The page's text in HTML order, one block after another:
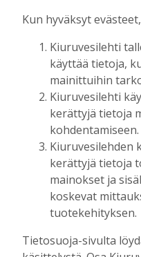
AIEMMIN AIHEESTA
Mikko
villitystäkin
hölläämään
Tilaajille
Aku Laatikainen
Vaikuttaako
Kun hyväksyt evästeet,
Kiuruvesilehti
käyttää tietoja,
mainittuihin
Kiuruvesilehti
kerättyjä tietoja
kohdentamiseen.
Kiuruvesilehden
kerättyjä tietoja
mainokset ja
koskevat
tuotekehityksen.
Tietosuoja-sivulta